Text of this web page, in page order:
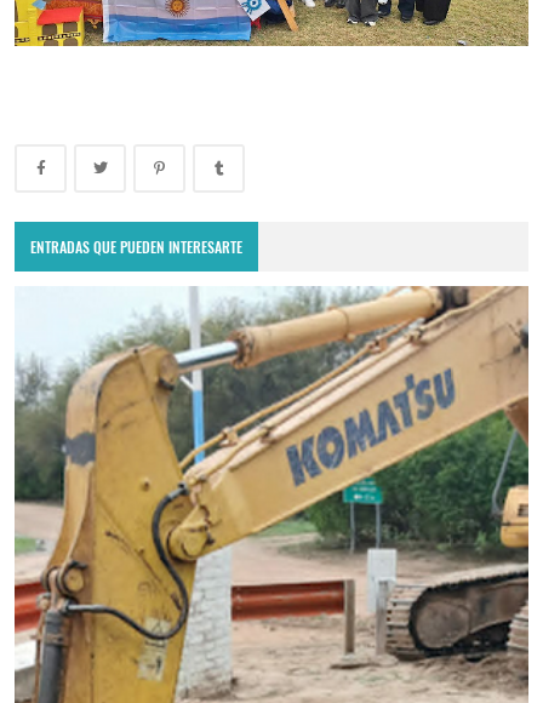
ENTRADAS QUE PUEDEN INTERESARTE